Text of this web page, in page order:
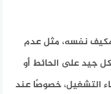
نفسه، مثل عدم
جيد على الحائط أو
التشغيل، خصوصًا عند